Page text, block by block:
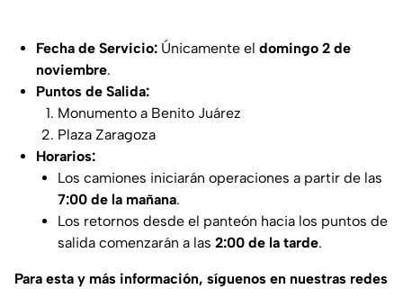
Fecha de Servicio: Únicamente el domingo 2 de
noviembre.
Puntos de Salida:
Monumento a Benito Juárez
Plaza Zaragoza
Horarios:
Los camiones iniciarán operaciones a partir de las
7:00 de la mañana.
Los retornos desde el panteón hacia los puntos de
salida comenzarán a las 2:00 de la tarde.
Para esta y más información, síguenos en nuestras redes